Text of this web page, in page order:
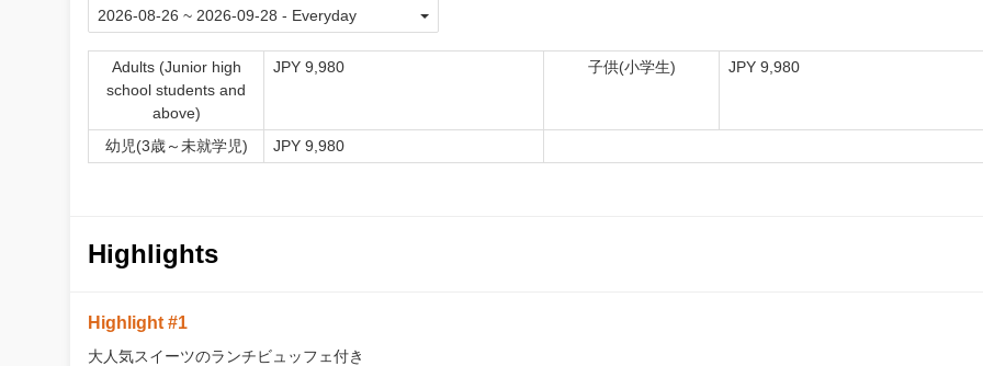
Adults (Junior high
school students and
above)
JPY 9,980 子供(小学生) JPY 9,980
幼児(3歳～未就学児) JPY 9,980
Highlights
Highlight #1
大人気スイーツのランチビュッフェ付き